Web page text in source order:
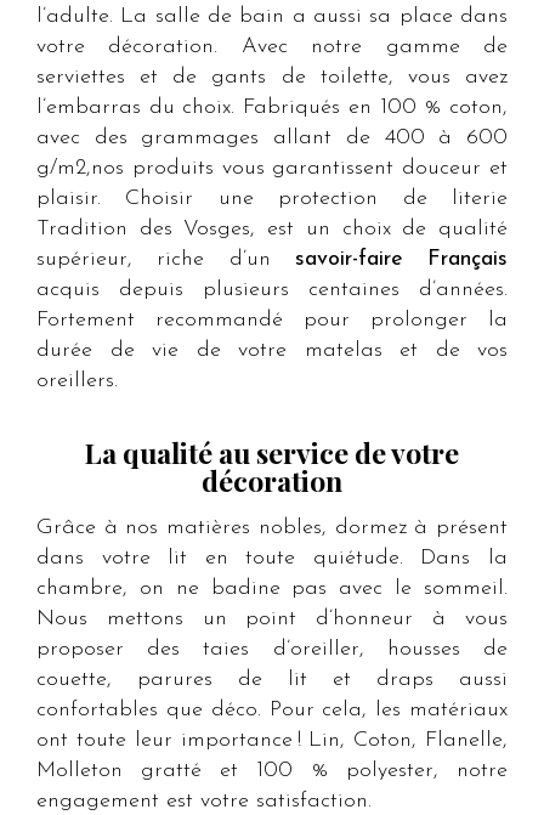
l’adulte. La salle de bain a aussi sa place dans
votre décoration. Avec notre gamme de
serviettes et de gants de toilette, vous avez
l’embarras du choix. Fabriqués en 100 % coton,
avec des grammages allant de 400 à 600
g/m2,nos produits vous garantissent douceur et
plaisir. Choisir une protection de literie
Tradition des Vosges, est un choix de qualité
supérieur, riche d’un savoir-faire Français
acquis depuis plusieurs centaines d’années.
Fortement recommandé pour prolonger la
durée de vie de votre matelas et de vos
oreillers.
La qualité au service de votre
décoration
Grâce à nos matières nobles, dormez à présent
dans votre lit en toute quiétude. Dans la
chambre, on ne badine pas avec le sommeil.
Nous mettons un point d’honneur à vous
proposer des taies d’oreiller, housses de
couette, parures de lit et draps aussi
confortables que déco. Pour cela, les matériaux
ont toute leur importance ! Lin, Coton, Flanelle,
Molleton gratté et 100 % polyester, notre
engagement est votre satisfaction.